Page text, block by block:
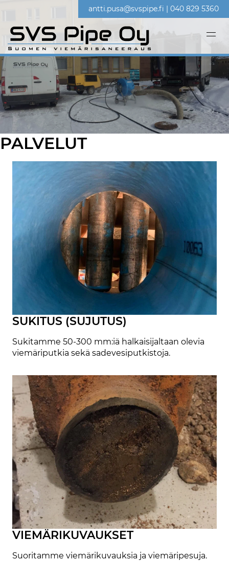
antti.pusa@svspipe.fi | 040 829 5360
PALVELUT
SUKITUS (SUJUTUS)
Sukitamme 50-300 mm:iä halkaisijaltaan olevia
viemäriputkia sekä sadevesiputkistoja.
VIEMÄRIKUVAUKSET
Suoritamme viemärikuvauksia ja viemäripesuja.